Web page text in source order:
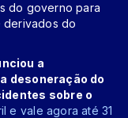
do governo para
derivados do
a
desoneração do
sobre o
e vale agora até 31